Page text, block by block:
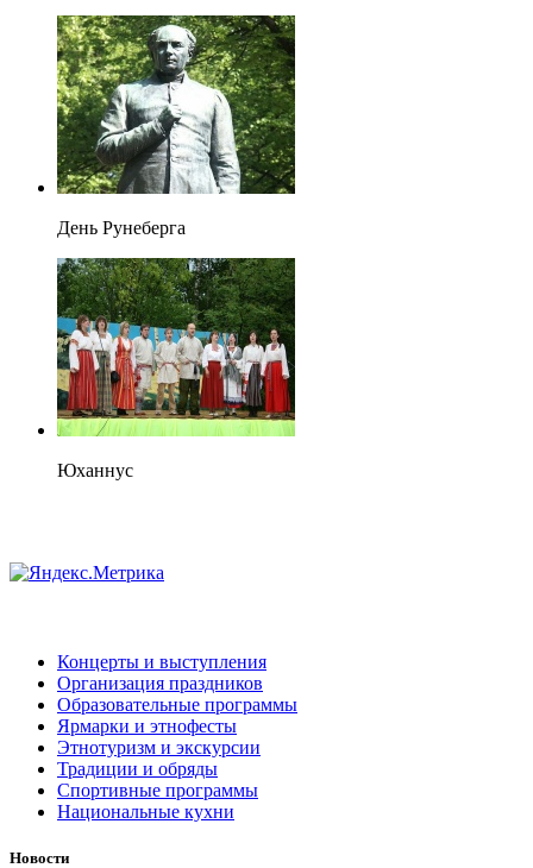
День Рунеберга
Юханнус
Концерты и выступления
Организация праздников
Образовательные программы
Ярмарки и этнофесты
Этнотуризм и экскурсии
Традиции и обряды
Спортивные программы
Национальные кухни
Новости